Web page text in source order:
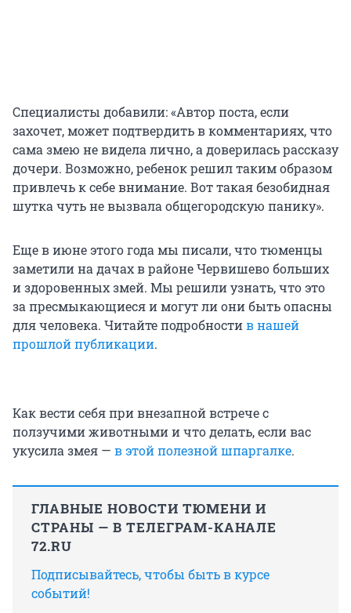
Специалисты добавили: «Автор поста, если
захочет, может подтвердить в комментариях, что
сама змею не видела лично, а доверилась рассказу
дочери. Возможно, ребенок решил таким образом
привлечь к себе внимание. Вот такая безобидная
шутка чуть не вызвала общегородскую панику».
Еще в июне этого года мы писали, что тюменцы
заметили на дачах в районе Червишево больших
и здоровенных змей. Мы решили узнать, что это
за пресмыкающиеся и могут ли они быть опасны
для человека. Читайте подробностив нашей
прошлой публикации.
Как вести себя при внезапной встрече с
ползучими животными и что делать, если вас
укусила змея — в этой полезной шпаргалке.
ГЛАВНЫЕ НОВОСТИ ТЮМЕНИ И
СТРАНЫ — В ТЕЛЕГРАМ-КАНАЛЕ
72.RU
Подписывайтесь, чтобы быть в курсе
событий!